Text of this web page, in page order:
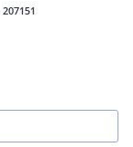
207151